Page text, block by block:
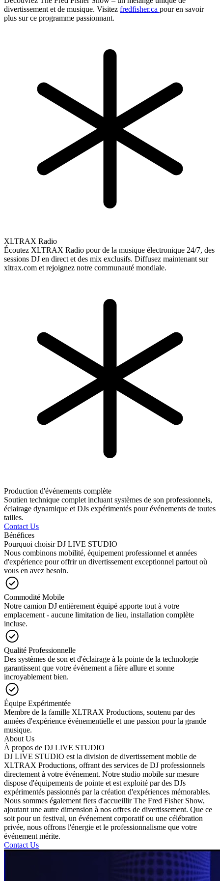
divertissement et de musique. Visitez fredfisher.ca pour en savoir
plus sur ce programme passionnant.
XLTRAX Radio
Écoutez XLTRAX Radio pour de la musique électronique 24/7, des
sessions DJ en direct et des mix exclusifs. Diffusez maintenant sur
xltrax.com et rejoignez notre communauté mondiale.
Production d'événements complète
Soutien technique complet incluant systèmes de son professionnels,
éclairage dynamique et DJs expérimentés pour événements de toutes
tailles.
Contact Us
Bénéfices
Pourquoi choisir DJ LIVE STUDIO
Nous combinons mobilité, équipement professionnel et années
d'expérience pour offrir un divertissement exceptionnel partout où
vous en avez besoin.
Commodité Mobile
Notre camion DJ entièrement équipé apporte tout à votre
emplacement - aucune limitation de lieu, installation complète
incluse.
Qualité Professionnelle
Des systèmes de son et d'éclairage à la pointe de la technologie
garantissent que votre événement a fière allure et sonne
incroyablement bien.
Équipe Expérimentée
Membre de la famille XLTRAX Productions, soutenu par des
années d'expérience événementielle et une passion pour la grande
musique.
About Us
À propos de DJ LIVE STUDIO
DJ LIVE STUDIO est la division de divertissement mobile de
XLTRAX Productions, offrant des services de DJ professionnels
directement à votre événement. Notre studio mobile sur mesure
dispose d'équipements de pointe et est exploité par des DJs
expérimentés passionnés par la création d'expériences mémorables.
Nous sommes également fiers d'accueillir The Fred Fisher Show,
ajoutant une autre dimension à nos offres de divertissement. Que ce
soit pour un festival, un événement corporatif ou une célébration
privée, nous offrons l'énergie et le professionnalisme que votre
événement mérite.
Contact Us